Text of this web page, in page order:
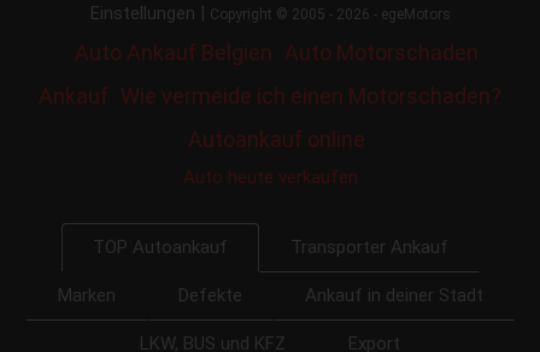
Einstellungen | Copyright © 2005 - 2026 - egeMotors
Auto Ankauf Belgien
Auto Motorschaden
Ankauf Wie vermeide ich einen Motorschaden?
Autoankauf online
Auto heute verkaufen
TOP Autoankauf Transporter Ankauf
Marken Defekte Ankauf in deiner Stadt
LKW, BUS und KFZ Export